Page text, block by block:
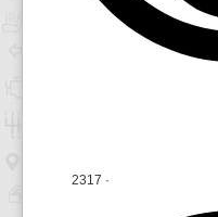
2317 ·